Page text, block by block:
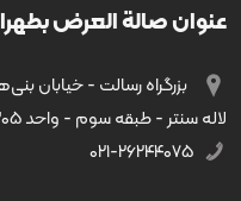
عنوان صالة العرض
بزرگراه رسالت - خیابان
لاله سنتر - طبقه سوم - واحد ۳۰۵
۰۲۱-۲۶۲۴۴۰۷۵